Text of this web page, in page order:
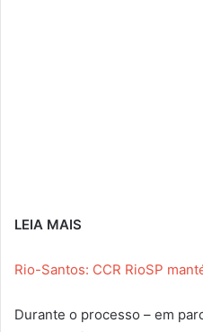
LEIA MAIS
Rio-Santos: CCR RioSP
Durante o processo – em